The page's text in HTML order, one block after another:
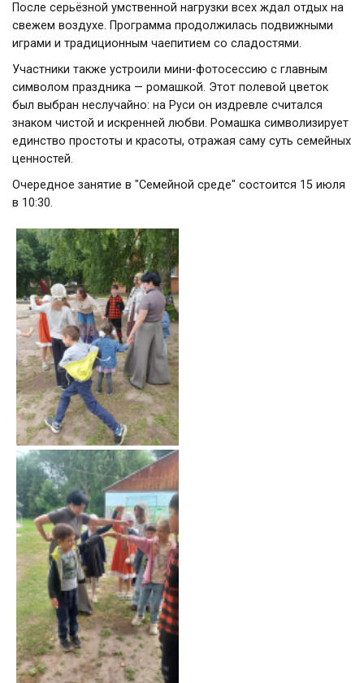
После серьёзной умственной нагрузки всех ждал отдых на
свежем воздухе. Программа продолжилась подвижными
играми и традиционным чаепитием со сладостями.
Участники также устроили мини-фотосессию с главным
символом праздника — ромашкой. Этот полевой цветок
был выбран неслучайно: на Руси он издревле считался
знаком чистой и искренней любви. Ромашка символизирует
единство простоты и красоты, отражая саму суть семейных
ценностей.
Очередное занятие в "Семейной среде" состоится 15 июля
в 10:30.